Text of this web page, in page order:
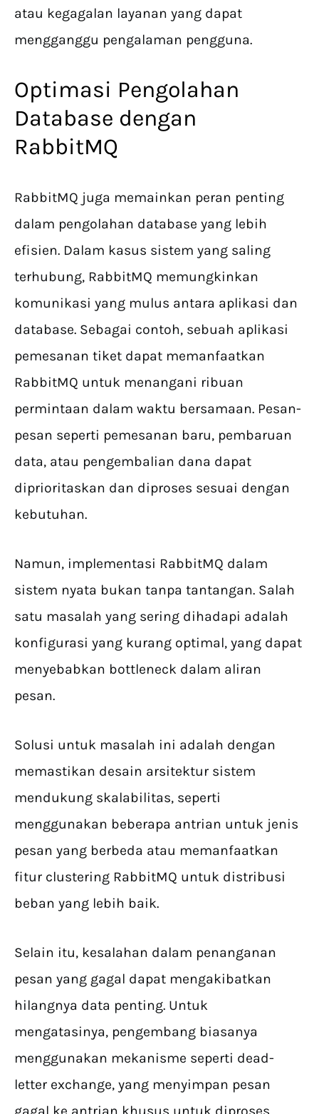
atau kegagalan layanan yang dapat
mengganggu pengalaman pengguna.
Optimasi Pengolahan
Database dengan
RabbitMQ
RabbitMQ juga memainkan peran penting
dalam pengolahan database yang lebih
efisien. Dalam kasus sistem yang saling
terhubung, RabbitMQ memungkinkan
komunikasi yang mulus antara aplikasi dan
database. Sebagai contoh, sebuah aplikasi
pemesanan tiket dapat memanfaatkan
RabbitMQ untuk menangani ribuan
permintaan dalam waktu bersamaan. Pesan-
pesan seperti pemesanan baru, pembaruan
data, atau pengembalian dana dapat
diprioritaskan dan diproses sesuai dengan
kebutuhan.
Namun, implementasi RabbitMQ dalam
sistem nyata bukan tanpa tantangan. Salah
satu masalah yang sering dihadapi adalah
konfigurasi yang kurang optimal, yang dapat
menyebabkan bottleneck dalam aliran
pesan.
Solusi untuk masalah ini adalah dengan
memastikan desain arsitektur sistem
mendukung skalabilitas, seperti
menggunakan beberapa antrian untuk jenis
pesan yang berbeda atau memanfaatkan
fitur clustering RabbitMQ untuk distribusi
beban yang lebih baik.
Selain itu, kesalahan dalam penanganan
pesan yang gagal dapat mengakibatkan
hilangnya data penting. Untuk
mengatasinya, pengembang biasanya
menggunakan mekanisme seperti dead-
letter exchange, yang menyimpan pesan